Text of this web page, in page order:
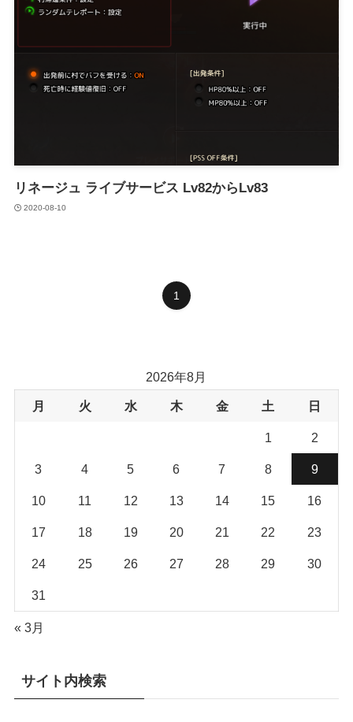
リネージュ ライブサービス Lv82からLv83
2020-08-10
1
2026年8月
月 火 水 木 金 土 日
1 2
3 4 5 6 7 8 9
10 11 12 13 14 15 16
17 18 19 20 21 22 23
24 25 26 27 28 29 30
31
« 3月
サイト内検索